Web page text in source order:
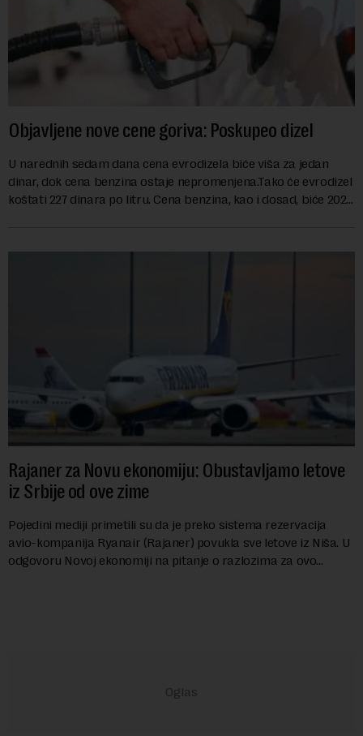
Objavljene nove cene goriva: Poskupeo dizel
U narednih sedam dana cena evrodizela biće viša za jedan
dinar, dok cena benzina ostaje nepromenjena.Tako će evrodizel
koštati 227 dinara po litru. Cena benzina, kao i dosad, biće 202
Rajaner za Novu ekonomiju: Obustavljamo letove
iz Srbije od ove zime
Pojedini mediji primetili su da je preko sistema rezervacija
avio-kompanija Ryanair (Rajaner) povukla sve letove iz Niša. U
odgovoru Novoj ekonomiji na pitanje o razlozima za ovo